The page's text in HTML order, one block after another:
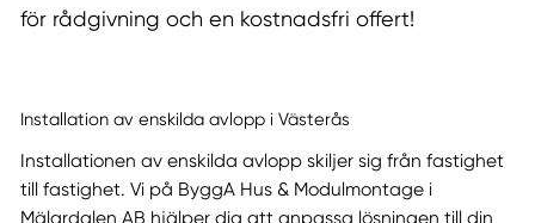
för rådgivning och en kostnadsfri offert!
Installation av enskilda avlopp i Västerås
Installationen av enskilda avlopp skiljer sig från fastighet
till fastighet. Vi på ByggA Hus & Modulmontage i
Mälardalen AB hjälper dig att anpassa lösningen till din